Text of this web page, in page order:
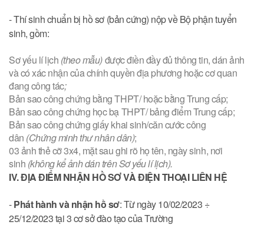
- Thí sinh chuẩn bị hồ sơ (bản cứng) nộp về Bộ phận tuyển
sinh, gồm:
Sơ yếu lí lịch (theo mẫu)được điền đầy đủ thông tin, dán ảnh
và có xác nhận của chính quyền địa phương hoặc cơ quan
đang công tác;
Bản sao công chứng bằng THPT/ hoặc bằng Trung cấp;
Bản sao công chứng học bạ THPT/ bảng điểm Trung cấp;
Bản sao công chứng giấy khai sinh/căn cước công
dân (Chứng minh thư nhân dân);
03 ảnh thẻ cỡ 3x4, mặt sau ghi rõ họ tên, ngày sinh, nơi
sinh (không kể ảnh dán trên Sơ yếu lí lịch).
IV. ĐỊA ĐIỂM NHẬN HỒ SƠ VÀ ĐIỆN THOẠI LIÊN HỆ
-Phát hành và nhận hồ sơ: Từ ngày 10/02/2023 ÷
25/12/2023 tại 3 cơ sở đào tạo của Trường